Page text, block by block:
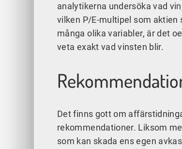
analytikerna undersöka vad
vilken P/E-multipel som aktien
många olika variabler, är det
veta exakt vad vinsten blir.
Det finns gott om
rekommendationer. Liksom
som kan skada ens egen